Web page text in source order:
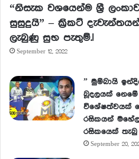
“නිසැක වශයෙන්ම ශ්‍රී
සුසුදුයි” – ක්‍රිකට්
ලැබුණු සුභ පැතුම්.!
September 12, 2022
” මුම්බායි
බූදලයක් නෙමේ
විශේෂත්වයක්
රසිකයන්
රසිකයෙක්
September 20,